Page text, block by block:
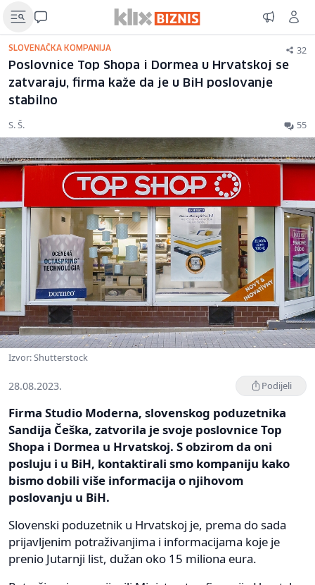
SLOVENAČKA KOMPANIJA 32
Poslovnice Top Shopa i Dormea u Hrvatskoj se
zatvaraju, firma kaže da je u BiH poslovanje
stabilno
S. Š. 55
Izvor: Shutterstock
28.08.2023. Podijeli
Firma Studio Moderna, slovenskog poduzetnika
Sandija Češka, zatvorila je svoje poslovnice Top
Shopa i Dormea u Hrvatskoj. S obzirom da oni
posluju i u BiH, kontaktirali smo kompaniju kako
bismo dobili više informacija o njihovom
poslovanju u BiH.
Slovenski poduzetnik u Hrvatskoj je, prema do sada
prijavljenim potraživanjima i informacijama koje je
prenio Jutarnji list, dužan oko 15 miliona eura.